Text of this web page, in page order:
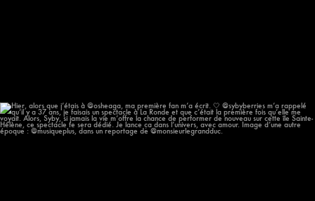
Hier, alors que j’étais à @osheaga, ma première...